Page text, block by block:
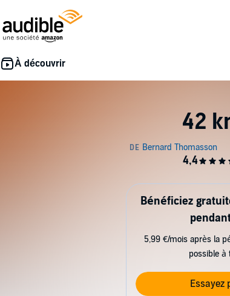
42
Bénéficiez
5,99 €/mois après la
possible à
Essayez